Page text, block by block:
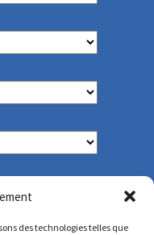
des technologies telles que